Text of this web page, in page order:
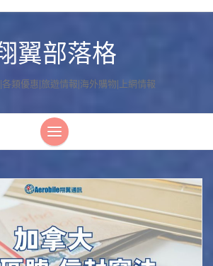
翼部落格
類優惠|旅遊情報|海外購物|上網情報